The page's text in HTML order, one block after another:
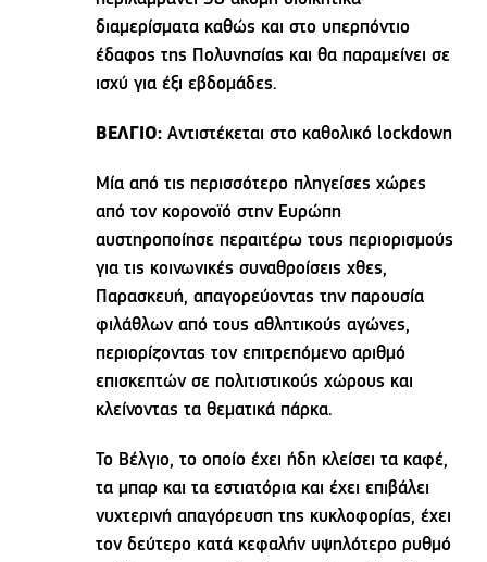
διαμερίσματα καθώς και στο υπερπόντιο
έδαφος της Πολυνησίας και θα παραμείνει σε
ισχύ για έξι εβδομάδες.
ΒΕΛΓΙΟ:Αντιστέκεται στο καθολικό lockdown
Μία από τις περισσότερο πληγείσες χώρες
από τον κορονοϊό στην Ευρώπη
αυστηροποίησε περαιτέρω τους περιορισμούς
για τις κοινωνικές συναθροίσεις χθες,
Παρασκευή, απαγορεύοντας την παρουσία
φιλάθλων από τους αθλητικούς αγώνες,
περιορίζοντας τον επιτρεπόμενο αριθμό
επισκεπτών σε πολιτιστικούς χώρους και
κλείνοντας τα θεματικά πάρκα.
Το Βέλγιο, το οποίο έχει ήδη κλείσει τα καφέ,
τα μπαρ και τα εστιατόρια και έχει επιβάλει
νυχτερινή απαγόρευση της κυκλοφορίας, έχει
τον δεύτερο κατά κεφαλήν υψηλότερο ρυθμό